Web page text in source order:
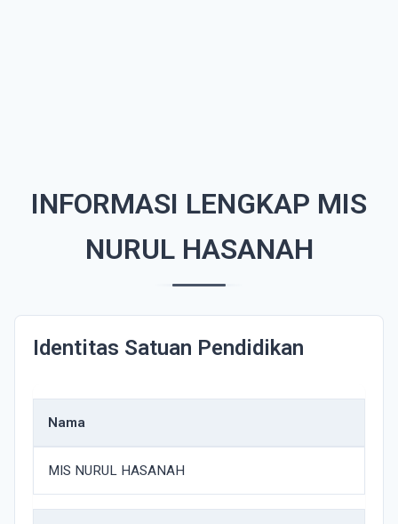
INFORMASI LENGKAP MIS
NURUL HASANAH
Identitas Satuan Pendidikan
Nama
MIS NURUL HASANAH